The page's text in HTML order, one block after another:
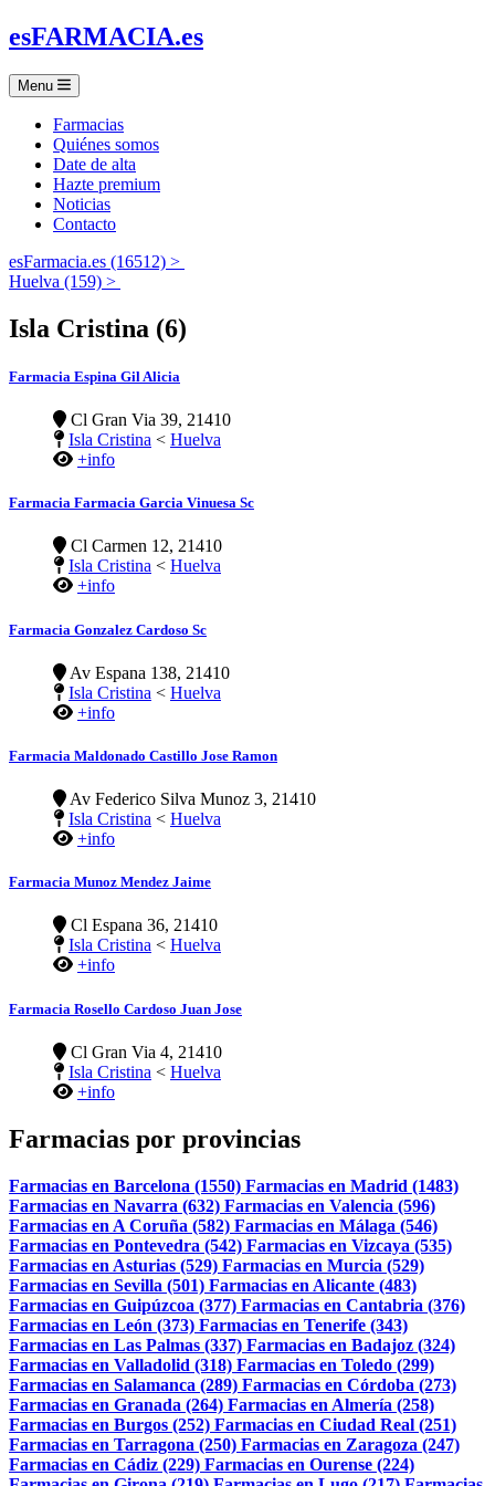
esFARMACIA.es
Menu
Farmacias
Quiénes somos
Date de alta
Hazte premium
Noticias
Contacto
esFarmacia.es (16512) >
Huelva (159) >
Isla Cristina (6)
Farmacia Espina Gil Alicia
Cl Gran Via 39, 21410
Isla Cristina < Huelva
+info
Farmacia Farmacia Garcia Vinuesa Sc
Cl Carmen 12, 21410
Isla Cristina < Huelva
+info
Farmacia Gonzalez Cardoso Sc
Av Espana 138, 21410
Isla Cristina < Huelva
+info
Farmacia Maldonado Castillo Jose Ramon
Av Federico Silva Munoz 3, 21410
Isla Cristina < Huelva
+info
Farmacia Munoz Mendez Jaime
Cl Espana 36, 21410
Isla Cristina < Huelva
+info
Farmacia Rosello Cardoso Juan Jose
Cl Gran Via 4, 21410
Isla Cristina < Huelva
+info
Farmacias por provincias
Farmacias en Barcelona (1550) Farmacias en Madrid (1483)
Farmacias en Navarra (632) Farmacias en Valencia (596)
Farmacias en A Coruña (582) Farmacias en Málaga (546)
Farmacias en Pontevedra (542) Farmacias en Vizcaya (535)
Farmacias en Asturias (529) Farmacias en Murcia (529)
Farmacias en Sevilla (501) Farmacias en Alicante (483)
Farmacias en Guipúzcoa (377) Farmacias en Cantabria (376)
Farmacias en León (373) Farmacias en Tenerife (343)
Farmacias en Las Palmas (337) Farmacias en Badajoz (324)
Farmacias en Valladolid (318) Farmacias en Toledo (299)
Farmacias en Salamanca (289) Farmacias en Córdoba (273)
Farmacias en Granada (264) Farmacias en Almería (258)
Farmacias en Burgos (252) Farmacias en Ciudad Real (251)
Farmacias en Tarragona (250) Farmacias en Zaragoza (247)
Farmacias en Cádiz (229) Farmacias en Ourense (224)